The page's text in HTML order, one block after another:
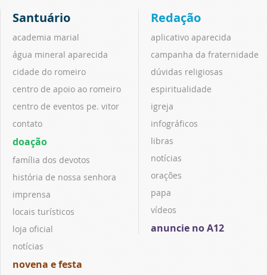
Santuário
academia marial
água mineral aparecida
cidade do romeiro
centro de apoio ao romeiro
centro de eventos pe. vitor
contato
doação
família dos devotos
história de nossa senhora
imprensa
locais turísticos
loja oficial
notícias
novena e festa
Redação
aplicativo aparecida
campanha da fraternidade
dúvidas religiosas
espiritualidade
igreja
infográficos
libras
notícias
orações
papa
vídeos
anuncie no A12